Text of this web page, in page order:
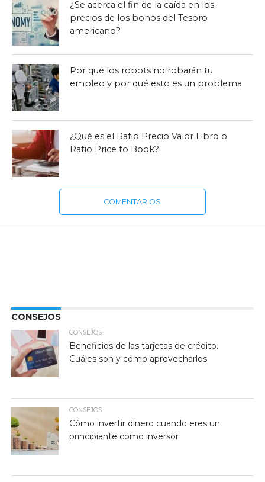
¿Se acerca el fin de la caída en los
precios de los bonos del Tesoro
americano?
Por qué los robots no robarán tu
empleo y por qué esto es un problema
¿Qué es el Ratio Precio Valor Libro o
Ratio Price to Book?
COMENTARIOS
CONSEJOS
CONSEJOS
Beneficios de las tarjetas de crédito.
Cuáles son y cómo aprovecharlos
CONSEJOS
Cómo invertir dinero cuando eres un
principiante como inversor